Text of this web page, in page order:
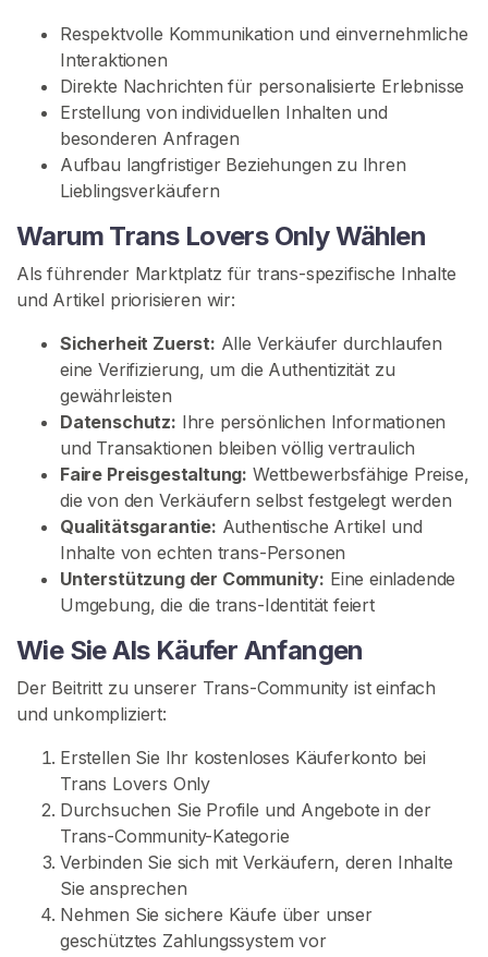
Respektvolle Kommunikation und einvernehmliche
Interaktionen
Direkte Nachrichten für personalisierte Erlebnisse
Erstellung von individuellen Inhalten und
besonderen Anfragen
Aufbau langfristiger Beziehungen zu Ihren
Lieblingsverkäufern
Warum Trans Lovers Only Wählen
Als führender Marktplatz für trans-spezifische Inhalte
und Artikel priorisieren wir:
Sicherheit Zuerst: Alle Verkäufer durchlaufen
eine Verifizierung, um die Authentizität zu
gewährleisten
Datenschutz: Ihre persönlichen Informationen
und Transaktionen bleiben völlig vertraulich
Faire Preisgestaltung: Wettbewerbsfähige Preise,
die von den Verkäufern selbst festgelegt werden
Qualitätsgarantie: Authentische Artikel und
Inhalte von echten trans-Personen
Unterstützung der Community: Eine einladende
Umgebung, die die trans-Identität feiert
Wie Sie Als Käufer Anfangen
Der Beitritt zu unserer Trans-Community ist einfach
und unkompliziert:
Erstellen Sie Ihr kostenloses Käuferkonto bei
Trans Lovers Only
Durchsuchen Sie Profile und Angebote in der
Trans-Community-Kategorie
Verbinden Sie sich mit Verkäufern, deren Inhalte
Sie ansprechen
Nehmen Sie sichere Käufe über unser
geschütztes Zahlungssystem vor
n
-
P
n
F
ß
e
T
a
K